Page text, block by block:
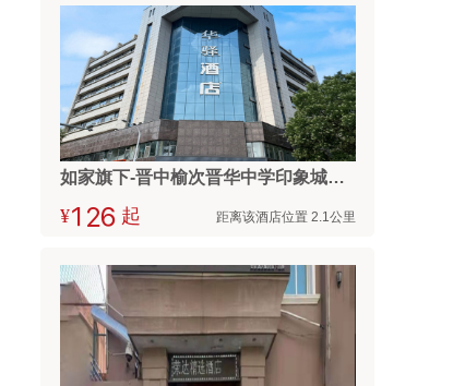
如家旗下-晋中榆次晋华中学印象城UP华驿智旅酒店
¥  起 距离该酒店位置 2.1公里